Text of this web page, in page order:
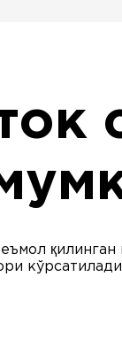
кўрсатилади